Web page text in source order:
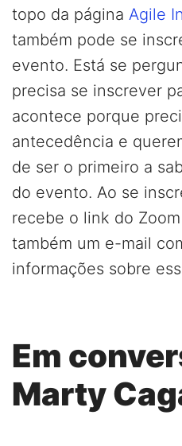
topo da página Agile
também pode se
evento. Está se
precisa se inscrever
acontece porque
antecedência e
de ser o primeiro a
do evento. Ao se
recebe o link do
também um e-mail
informações sobre
Em
Marty